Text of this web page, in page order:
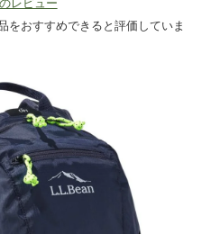
レビュー
をおすすめできると評価していま